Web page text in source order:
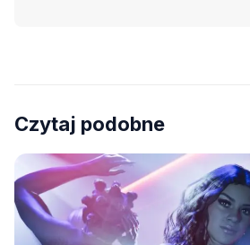
Czytaj podobne